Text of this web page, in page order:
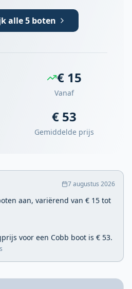
alle 5 boten
€ 15
Vanaf
€ 53
Gemiddelde prijs
7 augustus 2026
aan, variërend van € 15 tot
voor een Cobb boot is € 53.